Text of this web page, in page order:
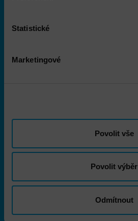
Statistické
Marketingové
Povolit vše
Povolit výběr
Odmítnout
Infrastruktura
Produkty
Školení
O nás